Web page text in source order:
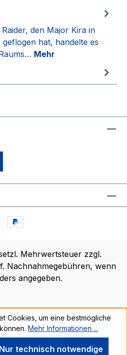
den Major Kira in
hat, handelte es
Mehr
Mehrwertsteuer zzgl.
Nachnahmegebühren, wenn
angegeben.
Cookies, um eine bestmögliche
Mehr Informationen ...
Nur technisch notwendige